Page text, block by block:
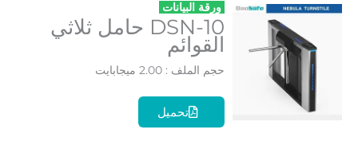
ورقة البيانات
DSN-10 حامل ثلاثي
القوائم
حجم الملف : 2.00 ميجابايت
تحميل